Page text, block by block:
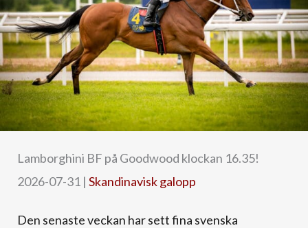
Lamborghini BF på Goodwood klockan 16.35!
2026-07-31 | Skandinavisk galopp
Den senaste veckan har sett fina svenska